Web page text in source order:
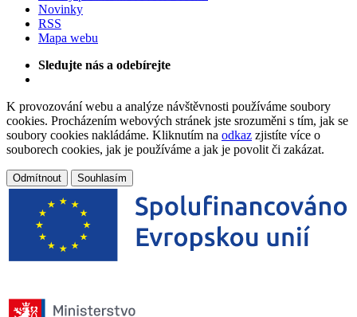
Novinky
RSS
Mapa webu
Sledujte nás a odebírejte
K provozování webu a analýze návštěvnosti používáme soubory
cookies. Procházením webových stránek jste srozuměni s tím, jak se
soubory cookies nakládáme. Kliknutím na odkaz zjistíte více o
souborech cookies, jak je používáme a jak je povolit či zakázat.
Odmítnout Souhlasím